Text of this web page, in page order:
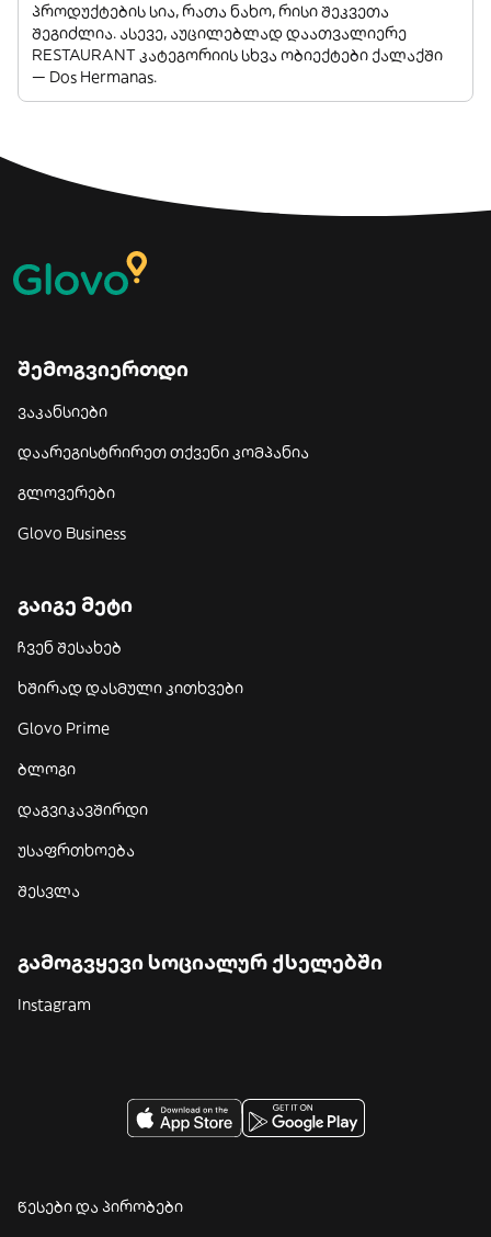
პროდუქტების სია, რათა ნახო, რისი შეკვეთა
შეგიძლია. ასევე, აუცილებლად დაათვალიერე
RESTAURANT კატეგორიის სხვა ობიექტები ქალაქში
— Dos Hermanas.
შემოგვიერთდი
ვაკანსიები
დაარეგისტრირეთ თქვენი კომპანია
გლოვერები
Glovo Business
გაიგე მეტი
ჩვენ შესახებ
ხშირად დასმული კითხვები
Glovo Prime
ბლოგი
დაგვიკავშირდი
უსაფრთხოება
შესვლა
გამოგვყევი სოციალურ ქსელებში
Instagram
წესები და პირობები